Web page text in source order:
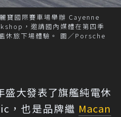
寶國際賽車場舉辦 Cayenne
，邀請國內媒體在第四季
休旅下場體驗。 圖／Porsche
盛大發表了旗艦純電休
，也是品牌繼 Macan